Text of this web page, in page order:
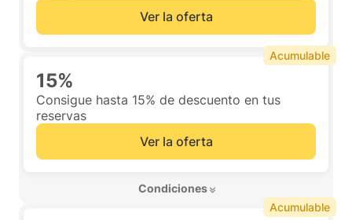
Ver la oferta
15%
Consigue hasta 15% de descuento en tus
reservas
Ver la oferta
Condiciones
Acumulable
Acumulable